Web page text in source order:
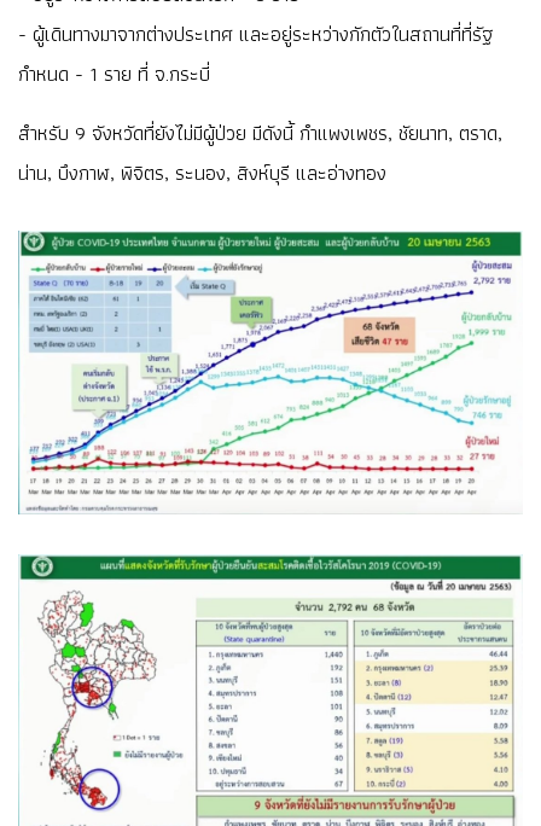
- ผู้เดินทางมาจากต่างประเทศ และอยู่ระหว่างกักตัวในสถานที่ที่รัฐ
กำหนด - 1 ราย ที่ จ.กระบี่
สำหรับ 9 จังหวัดที่ยังไม่มีผู้ป่วย มีดังนี้ กำแพงเพชร, ชัยนาท, ตราด,
น่าน, บึงกาฬ, พิจิตร, ระนอง, สิงห์บุรี และอ่างทอง